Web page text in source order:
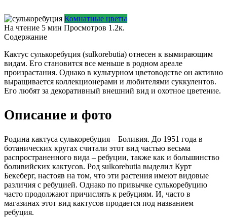
Комнатные цветы
На чтение 5 мин Просмотров 1.2к.
Содержание
Кактус сулькоребуция (sulkorebutia) отнесен к вымирающим
видам. Его становится все меньше в родном ареале
произрастания. Однако в культурном цветоводстве он активно
выращивается коллекционерами и любителями суккулентов.
Его любят за декоративный внешний вид и охотное цветение.
Описание и фото
Родина кактуса сулькоребуция – Боливия. До 1951 года в
ботанических кругах считали этот вид частью весьма
распространенного вида – ребуции, также как и большинство
боливийских кактусов. Род sulkorebutia выделил Курт
Бекеберг, настояв на том, что эти растения имеют видовые
различия с ребуцией. Однако по привычке сулькоребуцию
часто продолжают причислять к ребуциям. И, часто в
магазинах этот вид кактусов продается под названием
ребуция.